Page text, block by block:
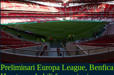
Preliminari Europa League, Benfica